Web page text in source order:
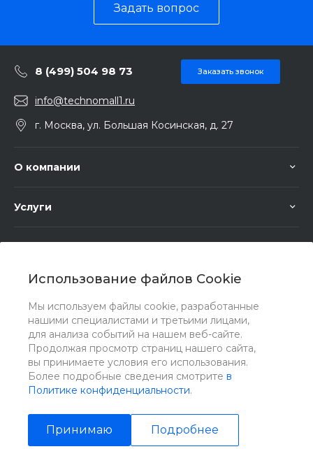
Использование файлов Cookie
Мы используем файлы cookie, разработанные
нашими специалистами и третьими лицами,
для анализа событий на нашем веб-сайте.
Продолжая просмотр страниц нашего сайта,
вы принимаете условия его использования.
Более подробные сведения смотрите в
Политике конфиденциальности.
Принимаю Подробнее
Задать вопрос
8 (499) 504 98 73 Заказать звонок
info@technomall1.ru
г. Москва, ул. Большая Косинская, д. 27
О компании
Услуги
Мы в соц. сетях